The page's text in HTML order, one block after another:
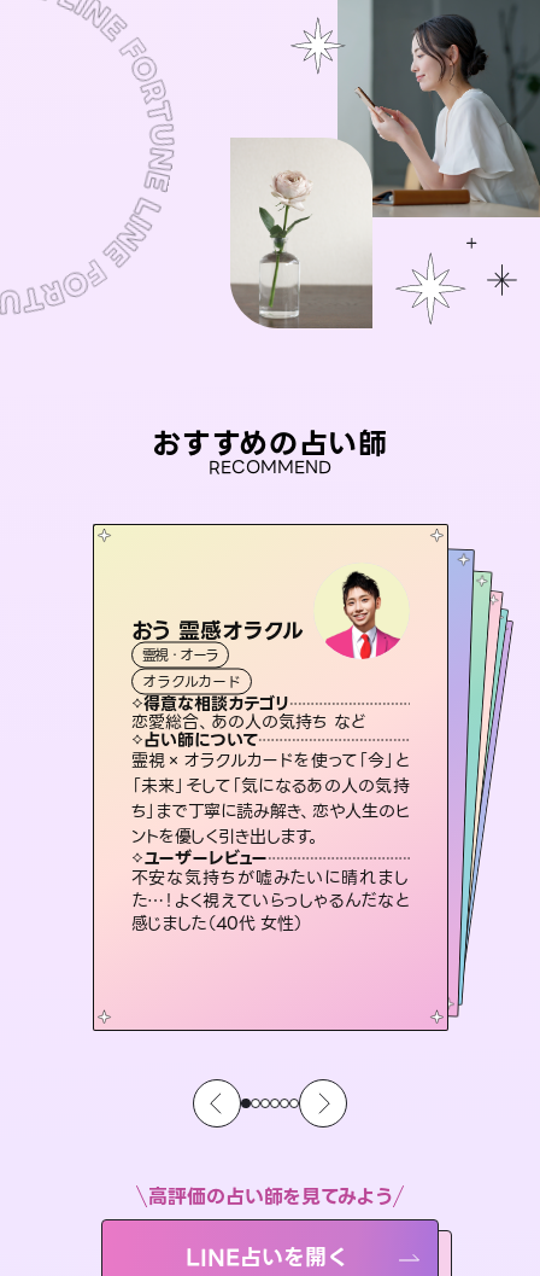
おすすめの占い師
RECOMMEND
おう 霊感オラクル
霊視・オーラ
オラクルカード
得意な相談カテゴリ
恋愛総合、あの人の気持ち など
占い師について
霊視×オラクルカードを使って「今」と
「未来」そして「気になるあの人の気持
ち」まで丁寧に読み解き、恋や人生のヒ
ントを優しく引き出します。
ユーザーレビュー
不安な気持ちが嘘みたいに晴れまし
た…！よく視えていらっしゃるんだなと
感じました（40代 女性）
未来視師＊花
霊視・オーラ
スピリチュアル・リーディング
得意な相談カテゴリ
出逢い、片想い、復縁 など
占い師について
未来には何パターンもの選択肢があり
ます。不安で視えにくくなっているあな
たの素敵な未来を見つけ、その未来を
選択できるようアドバイスします。
ユーザーレビュー
職場の人の性質や人間関係、本心など
本当によく視えていてびっくり。対策が
打てて前向きになれます（40代）
セラピスト理恵
霊視・オーラ
スピリチュアル・リーディング
得意な相談カテゴリ
片想い、二人の未来、年の差 など
占い師について
連絡再開、復縁、成就などの報告実績
多数。セラピストとして2万超の施術経
験があるからこそできる鑑定で、より良
い未来をサポートします。
ユーザーレビュー
とても心温まる鑑定でした。しかもこち
らは何も言っていないのに視えていらっ
しゃるんだなと驚きです（30代女性）
とうげんみう
霊視・オーラ
スピリチュアル・リーディング
得意な相談カテゴリ
片想い、あの人の気持ち、復縁 など
占い師について
恋愛のお悩みの中でも特に「曖昧な関係」の相談を得意としており、友達以上恋人未満なお相手との今後や本音を丁寧に読み解き恋愛成就へと導きます。
ユーザーレビュー
鑑定していただいてアドバイス通りに行
動すると仲が復活してきました。ありが
とうございました（40代 女性）
スピリチュアル・リーディング
得意な相談カテゴリ
片想い、あの人の気持ち、復縁 など
占い師について
3,700年以上の歴史を持つ東洋最古の
占術「易占」で詳細まで占い、幸せへ向
かう道筋を示します。厳しい結果にも具
体的な対策をお伝えします。
ユーザーレビュー
複雑な背景もしっかり聞いて鑑定して
いただけました。気持ちが楽になりまし
た（50代 女性）
西洋占星術 タロット
ルーン
得意な相談カテゴリ
恋愛総合、片想い、二人の未来 など
占い師について
復縁、恋愛、不倫の行方、同性愛や片
思い、仕事関係や借金問題まで知りた
いことや心の負担になっていることを
紐解き、背中をそっと押して導きます。
ユーザーレビュー
安心感のあり、言い切ってくれる所や濁
さない鑑定のおかげで、毎回自分の気
持ちを整えられます（30代 男性）
高評価の占い師を見てみよう
LINE占いを開く